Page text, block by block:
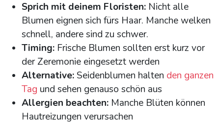
Sprich mit deinem Floristen: Nicht alle
Blumen eignen sich fürs Haar. Manche welken
schnell, andere sind zu schwer.
Timing: Frische Blumen sollten erst kurz vor
der Zeremonie eingesetzt werden
Alternative: Seidenblumen halten den ganzen
Tag und sehen genauso schön aus
Allergien beachten: Manche Blüten können
Hautreizungen verursachen